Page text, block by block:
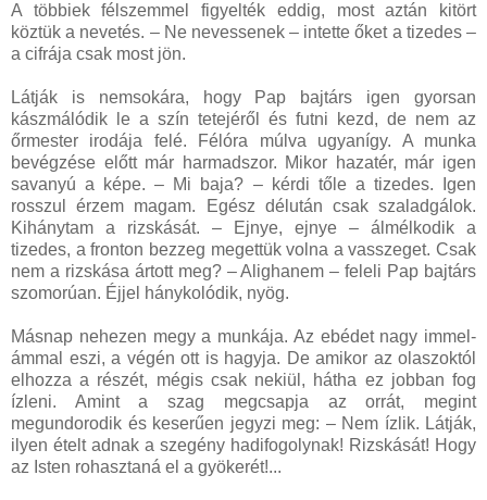
A többiek félszemmel figyelték eddig, most aztán kitört
köztük a nevetés. – Ne nevessenek – intette őket a tizedes –
a cifrája csak most jön.
Látják is nemsokára, hogy Pap bajtárs igen gyorsan
kászmálódik le a szín tetejéről és futni kezd, de nem az
őrmester irodája felé. Félóra múlva ugyanígy. A munka
bevégzése előtt már harmadszor. Mikor hazatér, már igen
savanyú a képe. – Mi baja? – kérdi tőle a tizedes. Igen
rosszul érzem magam. Egész délután csak szaladgálok.
Kihánytam a rizskását. – Ejnye, ejnye – álmélkodik a
tizedes, a fronton bezzeg megettük volna a vasszeget. Csak
nem a rizskása ártott meg? – Alighanem – feleli Pap bajtárs
szomorúan. Éjjel hánykolódik, nyög.
Másnap nehezen megy a munkája. Az ebédet nagy immel-
ámmal eszi, a végén ott is hagyja. De amikor az olaszoktól
elhozza a részét, mégis csak nekiül, hátha ez jobban fog
ízleni. Amint a szag megcsapja az orrát, megint
megundorodik és keserűen jegyzi meg: – Nem ízlik. Látják,
ilyen ételt adnak a szegény hadifogolynak! Rizskását! Hogy
az Isten rohasztaná el a gyökerét!...